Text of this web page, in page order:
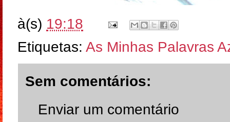
à(s) 19:18
Etiquetas:As Minhas Palavras
Sem comentários:
Enviar um comentário